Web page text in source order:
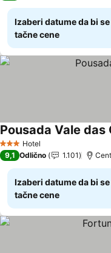
Izaberi datume da bi
tačne cene
3 Zvezdice
Hotel
Pousada Vale das
9,1 Odlično 1.101
Izaberi datume da bi
tačne cene